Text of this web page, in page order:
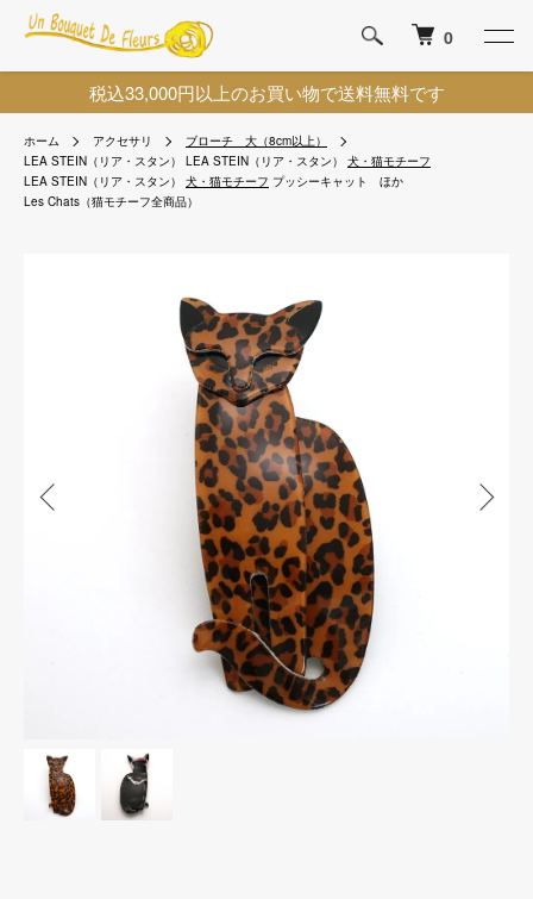
税込33,000円以上のお買い物で送料無料です
0
ホーム アクセサリ
ブローチ 大（8cm以上）
LEA STEIN（リア・スタン）
LEA STEIN（リア・スタン）
犬・猫モチーフ
LEA STEIN（リア・スタン）
犬・猫モチーフ プッシーキャット ほか
Les Chats（猫モチーフ全商品）